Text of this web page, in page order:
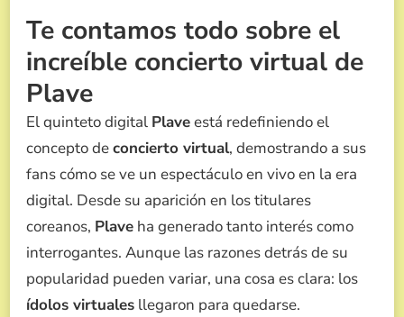
LO
SE
Te contamos todo sobre el
increíble concierto virtual de
Plave
El quinteto digital Plaveestá redefiniendo el
concepto deconcierto virtual, demostrando a sus
fans cómo se ve un espectáculo en vivo en la era
digital. Desde su aparición en los titulares
coreanos, Plave ha generado tanto interés como
interrogantes. Aunque las razones detrás de su
popularidad pueden variar, una cosa es clara: los
ídolos virtuales llegaron para quedarse.